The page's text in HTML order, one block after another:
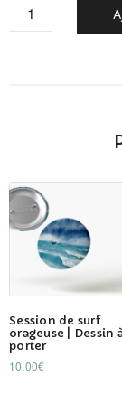
Session de surf
orageuse | Dessin
porter
10,00€